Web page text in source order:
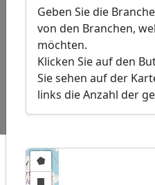
Beliebte
Abfragen:
Adressen
Geben Sie die
von den Branchen,
möchten.
Klicken Sie auf den
Sie sehen auf der
links die Anzahl der